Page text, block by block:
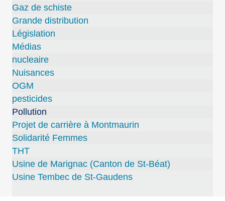
Gaz de schiste
Grande distribution
Législation
Médias
nucleaire
Nuisances
OGM
pesticides
Pollution
Projet de carrière à Montmaurin
Solidarité Femmes
THT
Usine de Marignac (Canton de St-Béat)
Usine Tembec de St-Gaudens